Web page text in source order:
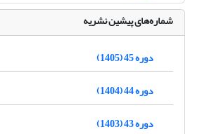
شماره‌های پیشین نشریه
دوره 45 (1405)
دوره 44 (1404)
دوره 43 (1403)